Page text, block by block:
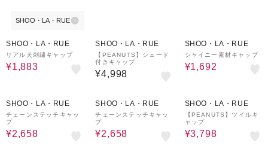
SHOO・LA・RUE
SHOO・LA・RUE
リアル犬刺繍キャップ
¥1,883
SHOO・LA・RUE
【PEANUTS】シェード
付きキャップ
¥4,998
SHOO・LA・RUE
シャイニー素材キャップ
¥1,692
SHOO・LA・RUE
チェーンステッチキャッ
プ
¥2,658
SHOO・LA・RUE
チェーンステッチキャッ
プ
¥2,658
SHOO・LA・RUE
【PEANUTS】ツイルキ
ャップ
¥3,798